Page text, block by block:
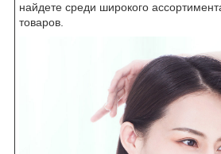
найдете среди широкого
товаров.